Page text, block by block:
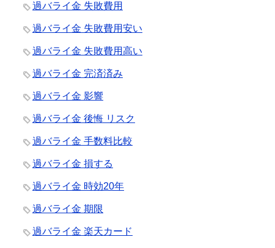
過バライ金 失敗費用
過バライ金 失敗費用安い
過バライ金 失敗費用高い
過バライ金 完済済み
過バライ金 影響
過バライ金 後悔 リスク
過バライ金 手数料比較
過バライ金 損する
過バライ金 時効20年
過バライ金 期限
過バライ金 楽天カード